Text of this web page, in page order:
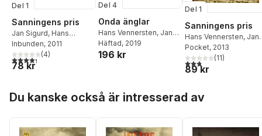
Del 1
Sanningens pris
Jan Sigurd, Hans
Vennersten
Inbunden, 2011
4,3utav 5 stjärnor. Totalt antal röster:
(4)
78 kr
Del 4
Onda änglar
Hans Vennersten, Jan
Sigurd
Häftad, 2019
196 kr
Del 1
Sanningens pris
Hans Vennersten, Jan
Sigurd
Pocket, 2013
2,8utav 5 stjärnor.
(11)
89 kr
Du kanske också är intresserad av